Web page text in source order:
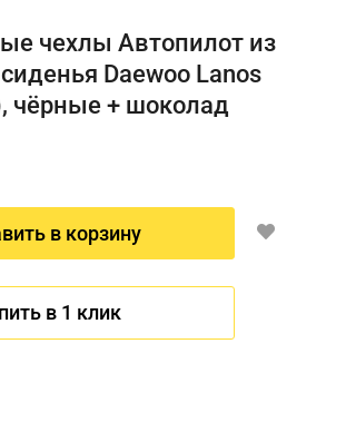
чехлы Автопилот из
Daewoo Lanos
чёрные + шоколад
в корзину
в 1 клик